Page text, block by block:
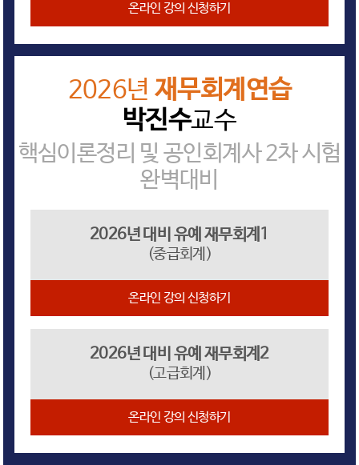
온라인 강의 신청하기
2026년 재무회계연습
박진수교수
핵심이론정리 및 공인회계사 2차 시험
완벽대비
2026년 대비 유예 재무회계1
(중급회계)
온라인 강의 신청하기
2026년 대비 유예 재무회계2
(고급회계)
온라인 강의 신청하기